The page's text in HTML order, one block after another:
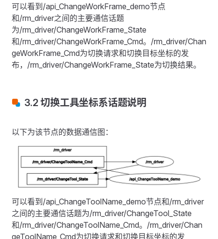
可以看到/api_ChangeWorkFrame_demo节点
和/rm_driver之间的主要通信话题
为/rm_driver/ChangeWorkFrame_State
和/rm_driver/ChangeWorkFrame_Cmd。/rm_driver/Chan
geWorkFrame_Cmd为切换请求和切换目标坐标的发
布，/rm_driver/ChangeWorkFrame_State为切换结果。
3.2 切换工具坐标系话题说明
以下为该节点的数据通信图：
可以看到/api_ChangeToolName_demo节点和/rm_driver
之间的主要通信话题为/rm_driver/ChangeTool_State
和/rm_driver/ChangeToolName_Cmd。/rm_driver/Chan
geToolName_Cmd为切换请求和切换目标坐标的发